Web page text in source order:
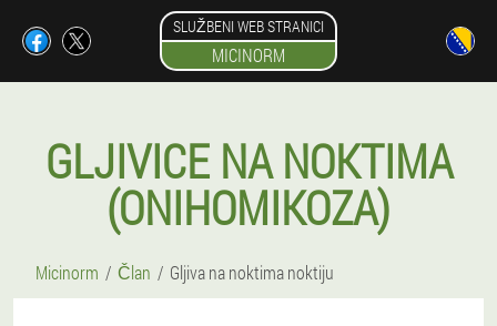
SLUŽBENI WEB STRANICI
MICINORM
GLJIVICE NA NOKTIMA
(ONIHOMIKOZA)
Micinorm Član Gljiva na noktima noktiju